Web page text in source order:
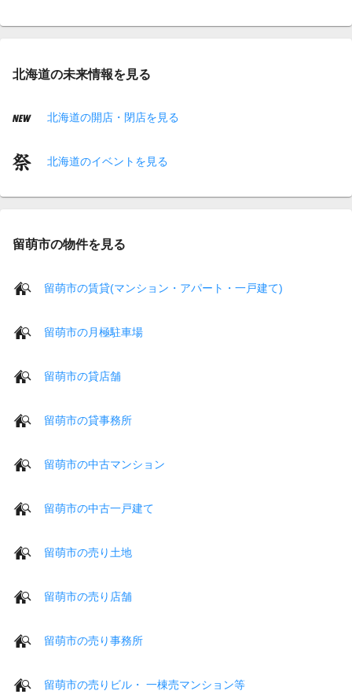
北海道の未来情報を見る
北海道の開店・閉店を見る
北海道のイベントを見る
留萌市の物件を見る
留萌市の賃貸(マンション・アパート・一戸建て)
留萌市の月極駐車場
留萌市の貸店舗
留萌市の貸事務所
留萌市の中古マンション
留萌市の中古一戸建て
留萌市の売り土地
留萌市の売り店舗
留萌市の売り事務所
留萌市の売りビル・ 一棟売マンション等